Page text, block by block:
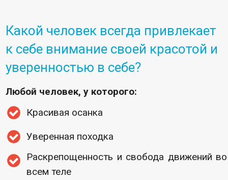
Какой человек всегда привлекает
к себе внимание своей красотой и
уверенностью в себе?
Любой человек, у которого:
Красивая осанка
Уверенная походка
Раскрепощенность и свобода движений во
всем теле